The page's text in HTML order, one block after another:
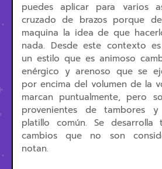
puedes aplicar para varios
cruzado de brazos porque
maquina la idea de que
nada. Desde este contexto
un estilo que es animoso
enérgico y arenoso que se
por encima del volumen de la
marcan puntualmente, pero
provenientes de tambores
platillo común. Se desarrolla
cambios que no son
notan.